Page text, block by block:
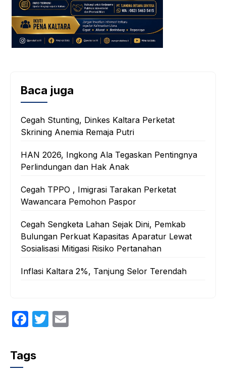
Baca juga
Cegah Stunting, Dinkes Kaltara Perketat
Skrining Anemia Remaja Putri
HAN 2026, Ingkong Ala Tegaskan Pentingnya
Perlindungan dan Hak Anak
Cegah TPPO , Imigrasi Tarakan Perketat
Wawancara Pemohon Paspor
Cegah Sengketa Lahan Sejak Dini, Pemkab
Bulungan Perkuat Kapasitas Aparatur Lewat
Sosialisasi Mitigasi Risiko Pertanahan
Inflasi Kaltara 2%, Tanjung Selor Terendah
F
c
e
T
Tags